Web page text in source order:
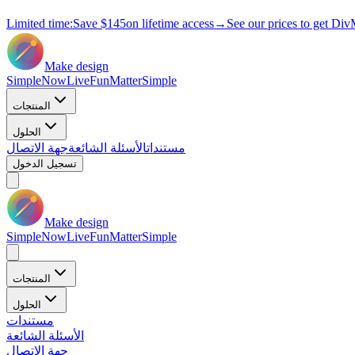
Limited time:Save $145on lifetime access→ See our prices to get
Make design
SimpleNowLiveFunMatterSimple
المنتجات
الحلول
مستنداتالأسئلة الشائعةجهة الاتصال
تسجيل الدخول
Make design
SimpleNowLiveFunMatterSimple
المنتجات
الحلول
مستندات
الأسئلة الشائعة
جهة الاتصال